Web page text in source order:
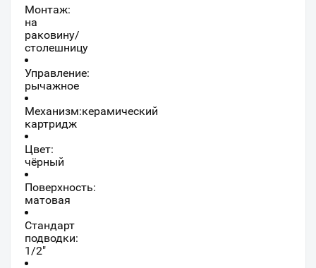
Монтаж:
на
раковину/
столешницу
Управление:
рычажное
Механизм:керамический
картридж
Цвет:
чёрный
Поверхность:
матовая
Стандарт
подводки:
1/2"